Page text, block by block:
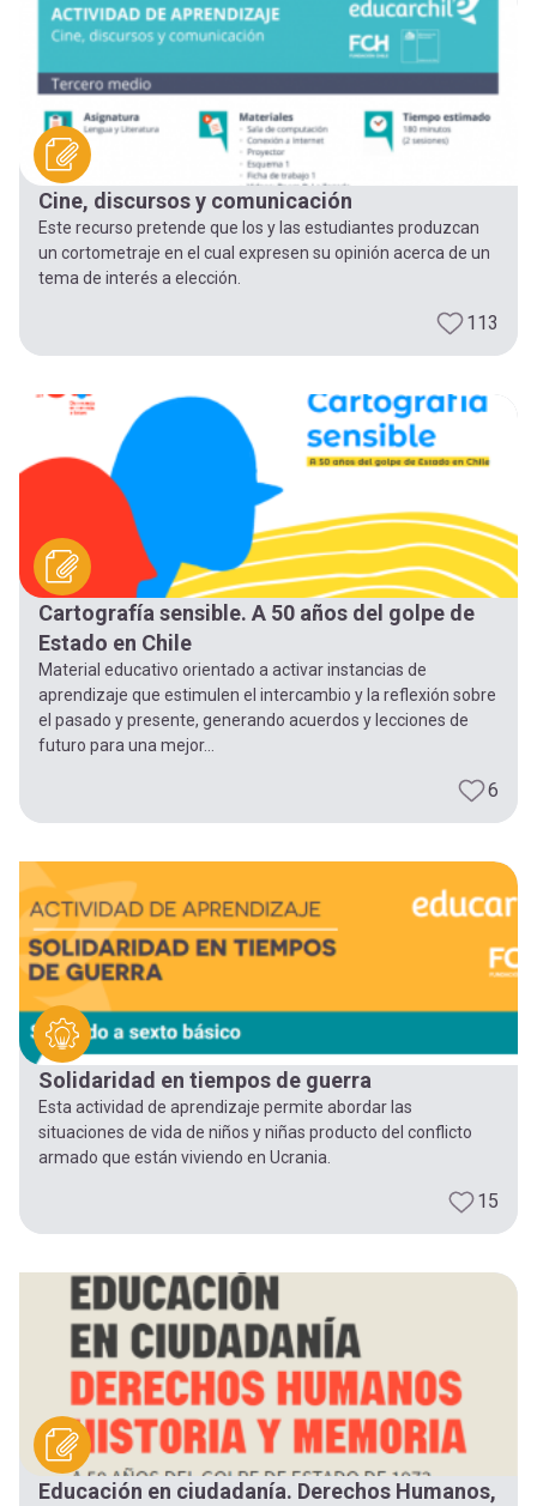
Cine, discursos y comunicación
Este recurso pretende que los y las estudiantes produzcan
un cortometraje en el cual expresen su opinión acerca de un
tema de interés a elección.
113
Cartografía sensible. A 50 años del golpe de
Estado en Chile
Material educativo orientado a activar instancias de
aprendizaje que estimulen el intercambio y la reflexión sobre
el pasado y presente, generando acuerdos y lecciones de
futuro para una mejor...
6
Solidaridad en tiempos de guerra
Esta actividad de aprendizaje permite abordar las
situaciones de vida de niños y niñas producto del conflicto
armado que están viviendo en Ucrania.
15
Educación en ciudadanía. Derechos Humanos,